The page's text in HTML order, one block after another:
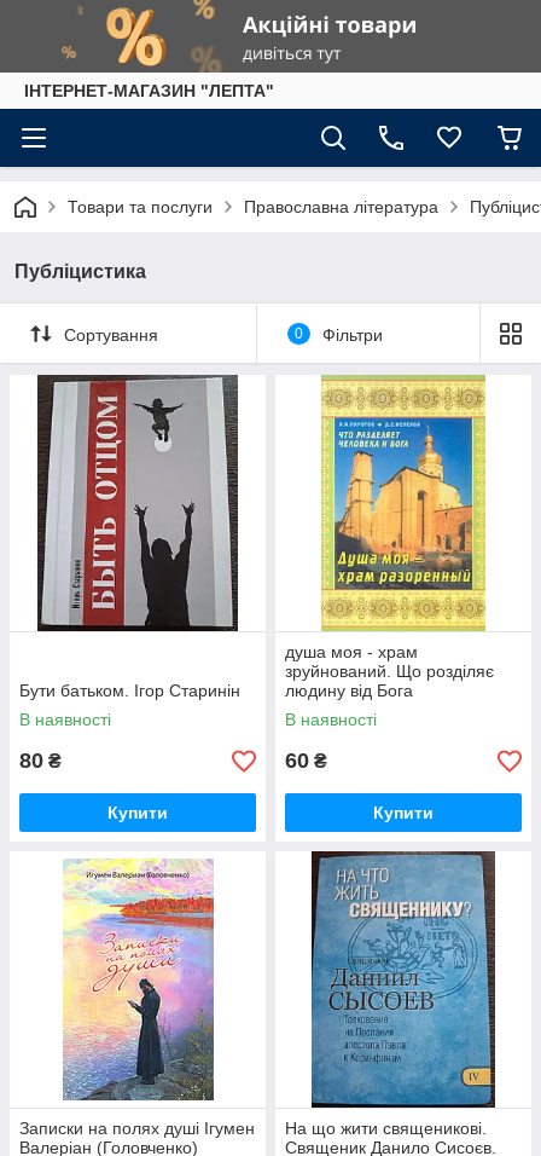
IНТЕРНЕТ-МАГАЗИН "ЛЕПТА"
Товари та послуги Православна література
Публіцистика
Сортування 0 Фільтри
Бути батьком. Ігор Старинін
В наявності
80 ₴
Купити
душа моя - храм
зруйнований. Що розділяє
людину від Бога
В наявності
60 ₴
Купити
Записки на полях душі Ігумен
Валеріан (Головченко)
На що жити священикові.
Священик Данило Сисоєв.